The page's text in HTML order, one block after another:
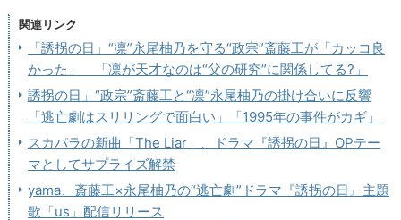
関連リンク
「誘拐の日」“凛”永尾柚乃を守る“政宗”斎藤工が「カッコ良
かった」 「凛が天才なのは“父の研究”に関係してる?」
誘拐の日」“政宗”斎藤工と“凛”永尾柚乃の掛け合いに反響
「逃亡劇はスリリングで面白い」「1995年の事件がカギ」
スカパラの新曲「The Liar」、ドラマ『誘拐の日』OPテー
マとしてサプライズ解禁
yama、斎藤工×永尾柚乃の“逃亡劇”ドラマ『誘拐の日』主題
歌「us」配信リリース